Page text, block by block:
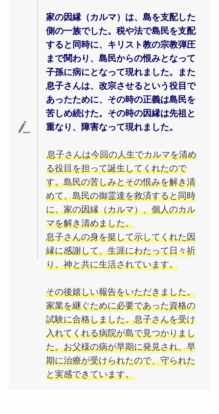
家の因縁（カルマ）は、島を支配した
側の一族でした。税や法で島民を支配
すると同時に、キリスト教の宗教弾圧
まで関わり、島民からの恨みとなって
子孫に病にとなって現れました。また
息子さんは、改宗させるという役目で
あったために、その時の正義は島民を
苦しめ続けた。その時の因縁は先祖と
重なり、障害なって現れました。
息子さんは今回の人生でカルマを清め
る役目を担って誕生してくれたので
す。島民の苦しみとその恨みを解き清
めて、島民の御霊達を救済すると同時
に、家の因縁（カルマ）、個人のカル
マを解き清めました。
息子さんの身を挺して示してくれた因
縁に感謝して、生涯にわたって日々祈
り、神と共に生活されています。
その後嬉しい報告をいただきました。
家業を継ぐために必要であった資格の
試験に合格しました。息子さんを受け
入れてくれる病院が島で見つかりまし
た。お父様の病が早期に発見され、早
期に治療が受けられたので、守られた
と実感できています。